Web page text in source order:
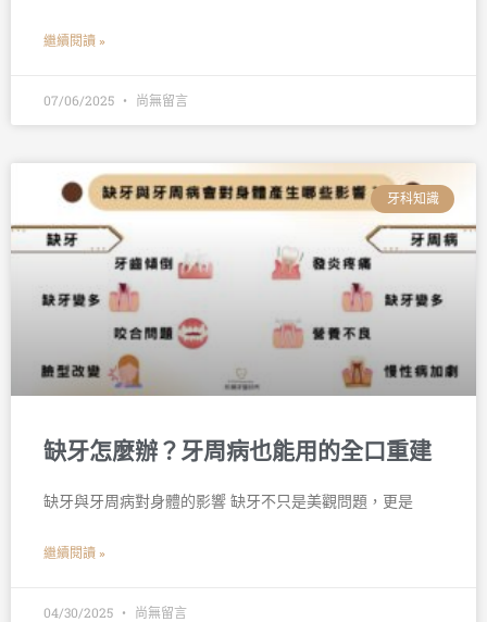
繼續閱讀 »
07/06/2025 尚無留言
牙科知識
缺牙怎麼辦？牙周病也能用的全口重建
缺牙與牙周病對身體的影響 缺牙不只是美觀問題，更是
繼續閱讀 »
04/30/2025 尚無留言